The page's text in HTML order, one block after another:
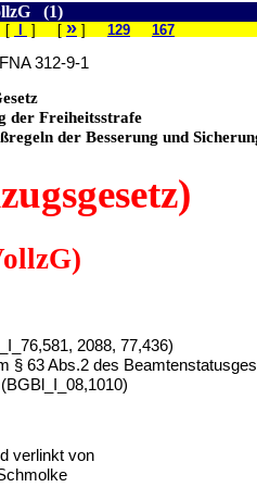
(1)
] [ » ] 129 167
312-9-1
der Freiheitsstrafe
der Besserung und
2088, 77,436)
§ 63 Abs.2 des
verlinkt von